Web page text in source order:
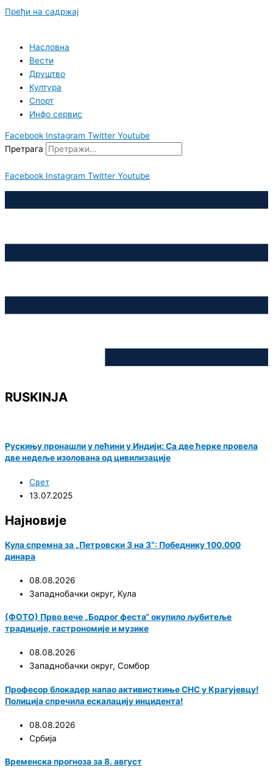
Пређи на садржај
Насловна
Вести
Друштво
Култура
Спорт
Инфо сервис
Facebook Instagram Twitter Youtube
Претрага
Facebook Instagram Twitter Youtube
RUSKINJA
Рускињу пронашли у пећини у Индији: Са две ћерке провела
две недеље изолована од цивилизације
Свет
13.07.2025
Најновије
Кула спремна за „Петровски 3 на 3“: Победнику 100.000
динара
08.08.2026
Западнобачки округ, Кула
(ФОТО) Прво вече „Бодрог феста“ окупило љубитеље
традиције, гастрономије и музике
08.08.2026
Западнобачки округ, Сомбор
Професор блокадер напао активисткиње СНС у Крагујевцу!
Полиција спречила ескалацију инцидента!
08.08.2026
Србија
Временска прогноза за 8. август